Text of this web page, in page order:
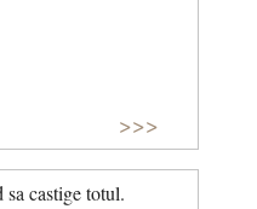
>>>
castige totul.